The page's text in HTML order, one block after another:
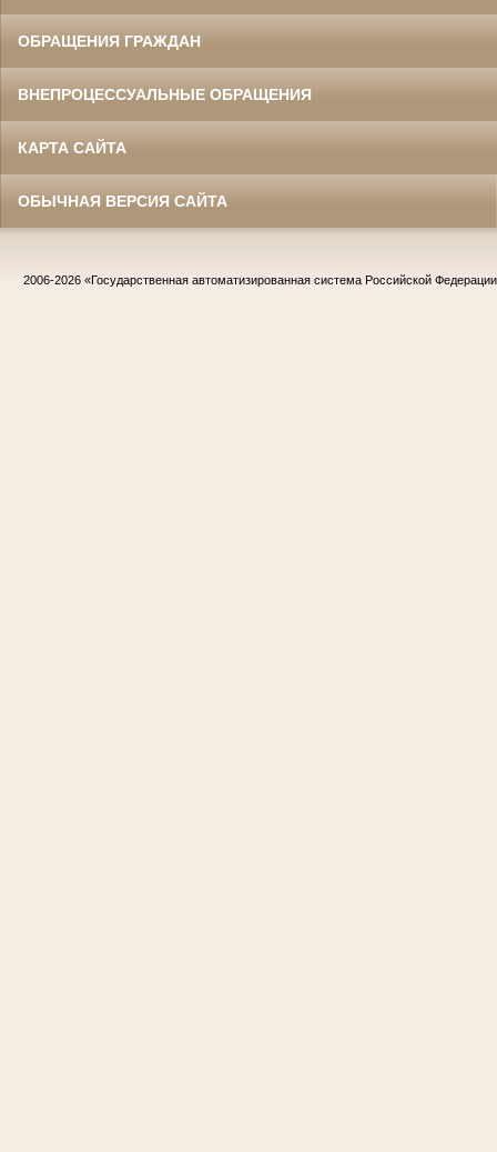
ОБРАЩЕНИЯ ГРАЖДАН
ВНЕПРОЦЕССУАЛЬНЫЕ ОБРАЩЕНИЯ
КАРТА САЙТА
ОБЫЧНАЯ ВЕРСИЯ САЙТА
2006-2026 «Государственная автоматизированная система Российской